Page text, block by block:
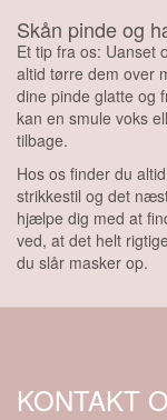
Skån pinde og
Et tip fra os: Uanset
altid tørre dem over
dine pinde glatte og
kan en smule voks
tilbage.
Hos os finder du
strikkestil og det
hjælpe dig med at
ved, at det helt
du slår masker op.
KONTAKT